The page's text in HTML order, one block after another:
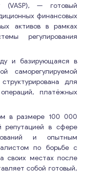
(VASP), — готовый
финансовых
активов в рамках
регулирования
и базирующаяся в
саморегулируемой
для
платёжных
в размере 100 000
репутацией в сфере
и опытным
по борьбе с
своих местах после
собой готовый,